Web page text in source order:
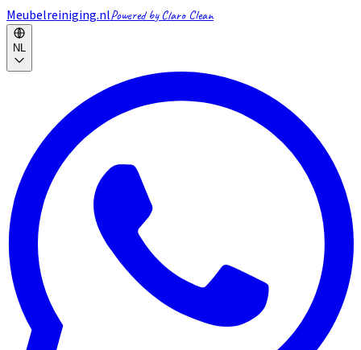
Meubelreiniging.nlPowered by Claro Clean
NL